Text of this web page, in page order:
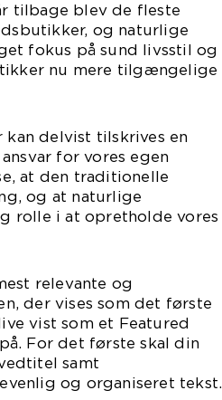
tilbage blev de fleste
og naturlige
fokus på sund livsstil og
nu mere tilgængelige
delvist tilskrives en
for vores egen
at den traditionelle
og at naturlige
rolle i at opretholde vores
relevante og
der vises som det første
vist som et Featured
For det første skal din
samt
og organiseret tekst.